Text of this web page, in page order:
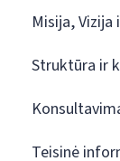
Misija, Vizija
Struktūra ir
Teisinė